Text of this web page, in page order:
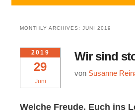
MONTHLY ARCHIVES:JUNI 2019
29
Juni
2019 Wir sind
von Susanne
Welche Freude, Euch ins